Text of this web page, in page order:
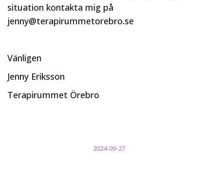
situation kontakta mig på
jenny@terapirummetorebro.se
Vänligen
Jenny Eriksson
Terapirummet Örebro
2024-09-27